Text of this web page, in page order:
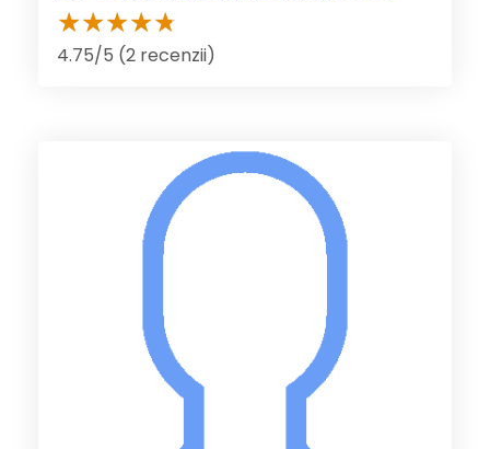
4.75/5 (2 recenzii)